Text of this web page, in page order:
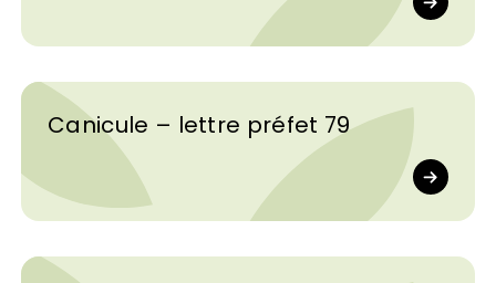
Canicule – lettre préfet 79